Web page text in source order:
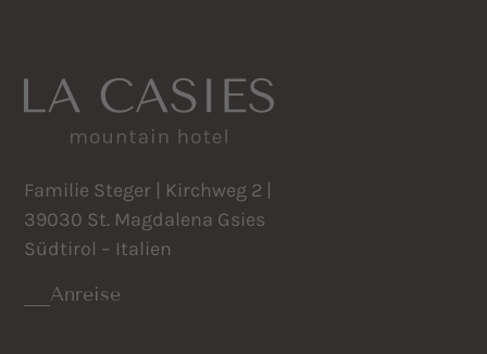
Familie Steger | Kirchweg 2 |
39030 St. Magdalena Gsies
Südtirol – Italien
Anreise